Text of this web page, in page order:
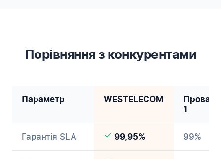
Порівняння з конкурентами
Параметр WESTELECOM
1
Гарантія SLA 99,95% 99%